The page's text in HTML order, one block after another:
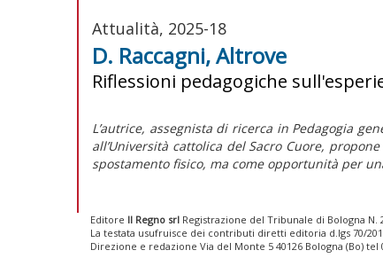
Attualità, 2025-18
D. Raccagni, Altrove
Riflessioni pedagogiche
L’autrice, assegnista di ricerca in Pedagogia
all’Università cattolica del Sacro Cuore,
spostamento fisico, ma come opportunità per
Editore Il Regno srl Registrazione del Tribunale di Bologna N.
La testata usufruisce dei contributi diretti editoria d.lgs 70/
Direzione e redazione Via del Monte 5 40126 Bologna (Bo) tel